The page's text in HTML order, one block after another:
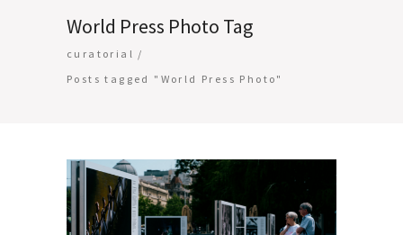
World Press Photo Tag
curatorial /
Posts tagged "World Press Photo"